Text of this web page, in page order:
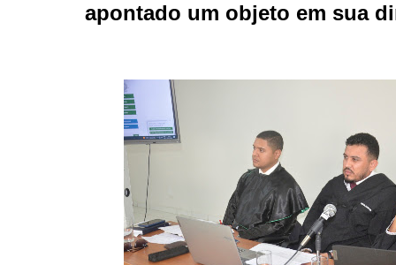
apontado um objeto em sua